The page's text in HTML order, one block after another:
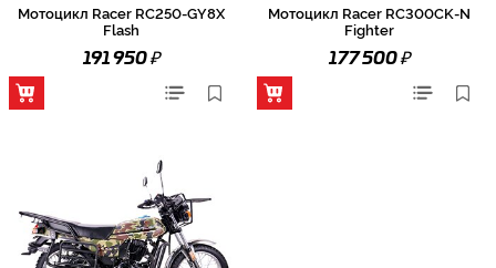
Мотоцикл Racer RC250-GY8X
Flash
191 950₽
Мотоцикл Racer RC300CK-N
Fighter
177 500₽